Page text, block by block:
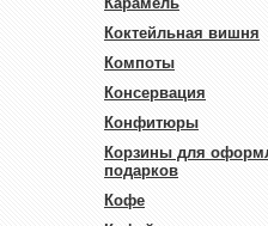
Коктейльная вишня
Компоты
Консервация
Конфитюры
Корзины для
подарков
Кофе